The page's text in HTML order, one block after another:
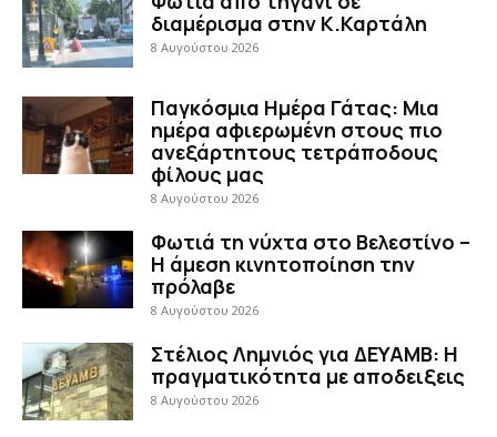
διαμέρισμα στην Κ.Καρτάλη
8 Αυγούστου 2026
Παγκόσμια Ημέρα Γάτας: Μια
ημέρα αφιερωμένη στους πιο
ανεξάρτητους τετράποδους
φίλους μας
8 Αυγούστου 2026
Φωτιά τη νύχτα στο Βελεστίνο –
Η άμεση κινητοποίηση την
πρόλαβε
8 Αυγούστου 2026
Στέλιος Λημνιός για ΔΕΥΑΜΒ: Η
πραγματικότητα με αποδειξεις
8 Αυγούστου 2026